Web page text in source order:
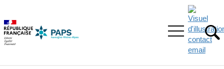
la
recherche
menu
principal,
contenu
Ouvrir